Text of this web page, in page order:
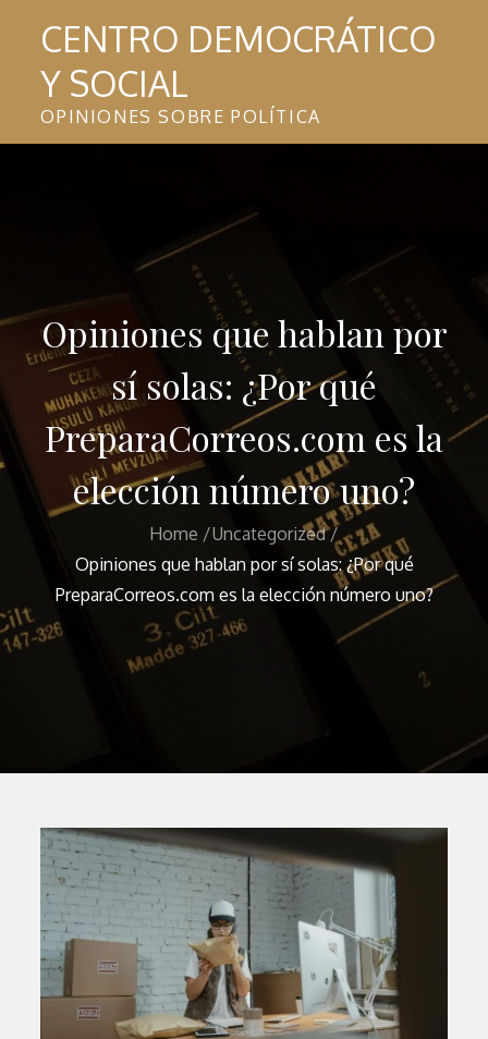
content
CENTRO DEMOCRÁTICO
Y SOCIAL
OPINIONES SOBRE POLÍTICA
Opiniones que hablan por
sí solas: ¿Por qué
PreparaCorreos.com es la
elección número uno?
Home
Uncategorized
Opiniones que hablan por sí solas: ¿Por qué
PreparaCorreos.com es la elección número uno?